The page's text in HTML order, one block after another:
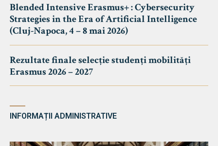
Blended Intensive Erasmus+ : Cybersecurity
Strategies in the Era of Artificial Intelligence
(Cluj-Napoca, 4 – 8 mai 2026)
Rezultate finale selecție studenți mobilități
Erasmus 2026 – 2027
INFORMAȚII ADMINISTRATIVE